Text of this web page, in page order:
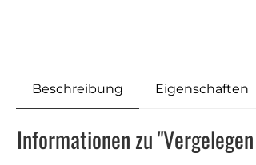
Beschreibung Eigenschaften
Informationen zu